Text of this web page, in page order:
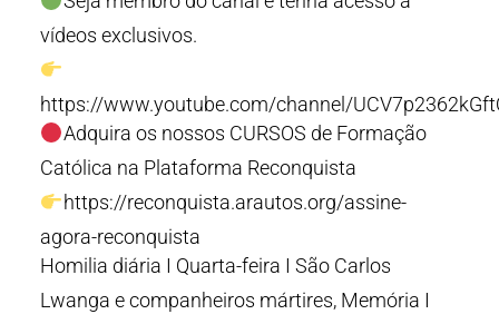
vídeos exclusivos.
https://www.youtube.com/channel/
Adquira os nossos CURSOS de Formação
Católica na Plataforma Reconquista
https://reconquista.arautos.org/assine-
agora-reconquista
Homilia diária I Quarta-feira I São Carlos
Lwanga e companheiros mártires, Memória I